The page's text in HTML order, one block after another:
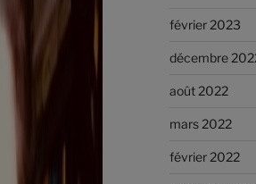
février 2023
décembre
août 2022
mars 2022
février 2022